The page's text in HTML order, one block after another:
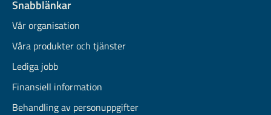
Snabblänkar
Vår organisation
Våra produkter och tjänster
Lediga jobb
Finansiell information
Behandling av personuppgifter